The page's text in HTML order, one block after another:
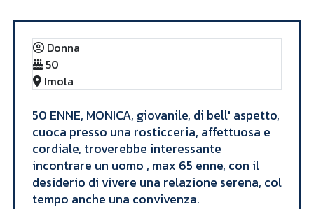
Annunci
Donna
50
Imola
50 ENNE, MONICA, giovanile, di bell' aspetto,
cuoca presso una rosticceria, affettuosa e
cordiale, troverebbe interessante
incontrare un uomo , max 65 enne, con il
desiderio di vivere una relazione serena, col
tempo anche una convivenza.